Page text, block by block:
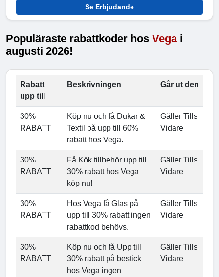
Se Erbjudande
Populäraste rabattkoder hos Vegai
augusti 2026!
Rabatt
upp till
Beskrivningen Går ut den
30%
RABATT
Köp nu och få Dukar &
Textil på upp till 60%
rabatt hos Vega.
Gäller Tills
Vidare
30%
RABATT
Få Kök tillbehör upp till
30% rabatt hos Vega
köp nu!
Gäller Tills
Vidare
30%
RABATT
Hos Vega få Glas på
upp till 30% rabatt ingen
rabattkod behövs.
Gäller Tills
Vidare
30%
RABATT
Köp nu och få Upp till
30% rabatt på bestick
hos Vega ingen
Gäller Tills
Vidare